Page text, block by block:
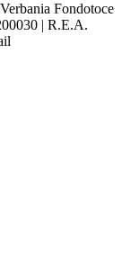
Fondotoce
| R.E.A.